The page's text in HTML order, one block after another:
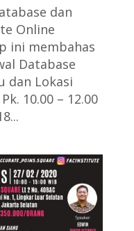
dan
Online
ini membahas
Database
dan Lokasi
10.00 – 12.00